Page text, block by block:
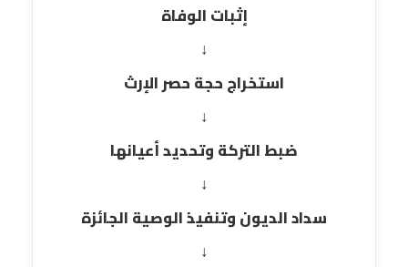
إثبات الوفاة
↓
استخراج حجة حصر الإرث
↓
ضبط التركة وتحديد أعيانها
↓
سداد الديون وتنفيذ الوصية الجائزة
↓